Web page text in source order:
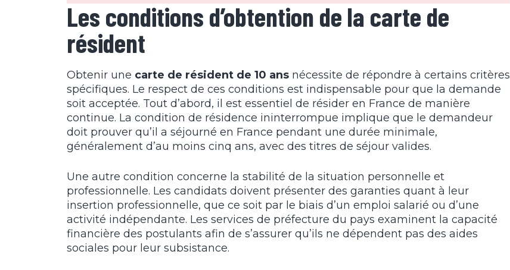
Les conditions d’obtention de la carte de
résident
Obtenir une carte de résident de 10 ans nécessite de répondre à certains critères
spécifiques. Le respect de ces conditions est indispensable pour que la demande
soit acceptée. Tout d’abord, il est essentiel de résider en France de manière
continue. La condition de résidence ininterrompue implique que le demandeur
doit prouver qu’il a séjourné en France pendant une durée minimale,
généralement d’au moins cinq ans, avec des titres de séjour valides.
Une autre condition concerne la stabilité de la situation personnelle et
professionnelle. Les candidats doivent présenter des garanties quant à leur
insertion professionnelle, que ce soit par le biais d’un emploi salarié ou d’une
activité indépendante. Les services de préfecture du pays examinent la capacité
financière des postulants afin de s’assurer qu’ils ne dépendent pas des aides
sociales pour leur subsistance.